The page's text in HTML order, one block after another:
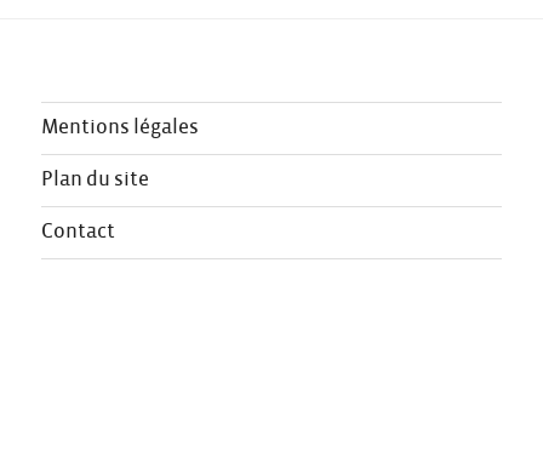
Mentions légales
Plan du site
Contact